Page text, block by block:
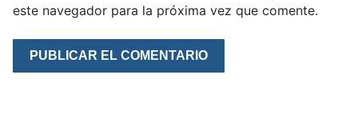
este navegador para la próxima vez que comente.